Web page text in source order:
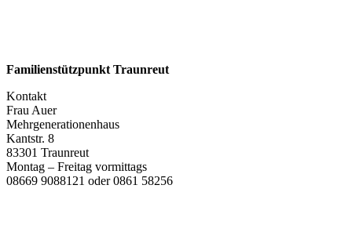
Familienstützpunkt Traunreut
Kontakt
Frau Auer
Mehrgenerationenhaus
Kantstr. 8
83301 Traunreut
Montag – Freitag vormittags
08669 9088121 oder 0861 58256